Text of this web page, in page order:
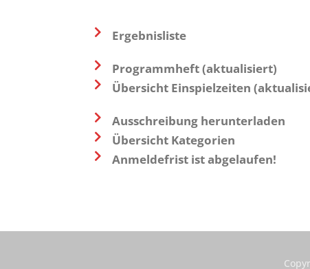
Ergebnisliste
Programmheft (aktualisiert)
Übersicht Einspielzeiten
Ausschreibung herunterladen
Übersicht Kategorien
Anmeldefrist ist abgelaufen!